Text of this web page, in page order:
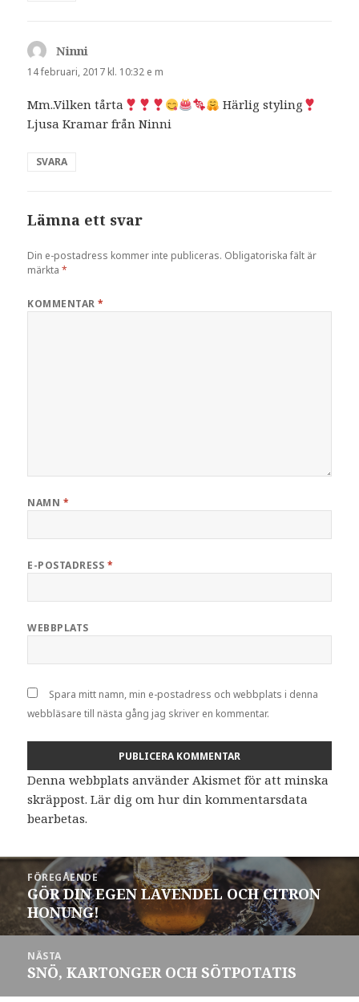
Ninni
14 februari, 2017 kl. 10:32 e m
Mm..Vilken tårta
Härlig styling
Ljusa Kramar från Ninni
SVARA
Lämna ett svar
Din e-postadress kommer inte publiceras. Obligatoriska fält är
märkta*
KOMMENTAR*
NAMN *
E-POSTADRESS *
WEBBPLATS
Spara mitt namn, min e-postadress och webbplats i denna
webbläsare till nästa gång jag skriver en kommentar.
Denna webbplats använder Akismet för att minska
skräppost.Lär dig om hur din kommentarsdata
bearbetas.
Inläggsnavigering
FÖREGÅENDE
Föregående
inlägg:
GÖR DIN EGEN LAVENDEL OCH CITRON
HONUNG!
NÄSTA
Nästa
SNÖ, KARTONGER OCH SÖTPOTATIS